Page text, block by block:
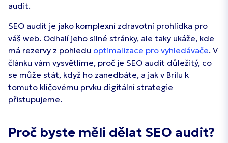
audit.
SEO audit je jako komplexní zdravotní prohlídka pro
váš web. Odhalí jeho silné stránky, ale taky ukáže, kde
má rezervy z pohledu optimalizace pro vyhledávače. V
článku vám vysvětlíme, proč je SEO audit důležitý, co
se může stát, když ho zanedbáte, a jak v Brilu k
tomuto klíčovému prvku digitální strategie
přistupujeme.
Proč byste měli dělat SEO audit?